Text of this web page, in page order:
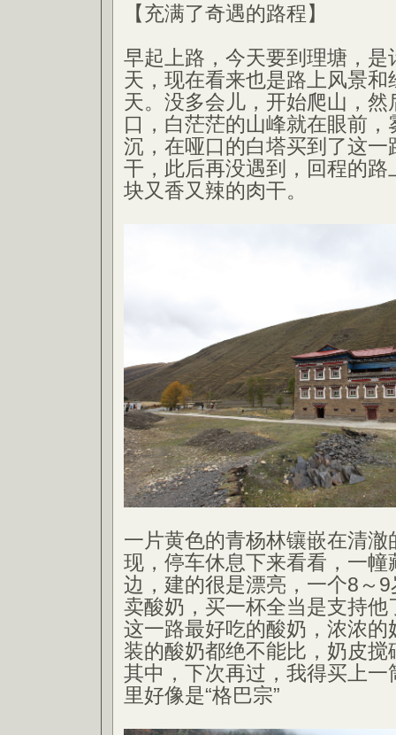
【充满了奇遇的路程】
早起上路，今天要到理塘，是
天，现在看来也是路上风景和
天。没多会儿，开始爬山，然
口，白茫茫的山峰就在眼前
沉，在哑口的白塔买到了这一
干，此后再没遇到，回程的路
块又香又辣的肉干。
一片黄色的青杨林镶嵌在清澈
现，停车休息下来看看，一幢
边，建的很是漂亮，一个8～
卖酸奶，买一杯全当是支持他
这一路最好吃的酸奶，浓浓的
装的酸奶都绝不能比，奶皮
其中，下次再过，我得买上一
里好像是“格巴宗”